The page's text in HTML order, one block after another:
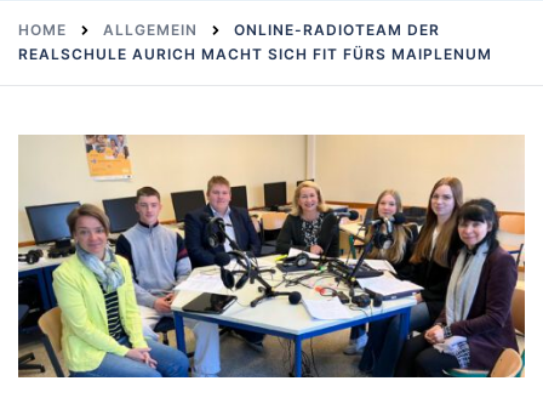
HOME ALLGEMEIN
ONLINE-RADIOTEAM DER
REALSCHULE AURICH MACHT SICH FIT FÜRS MAIPLENUM